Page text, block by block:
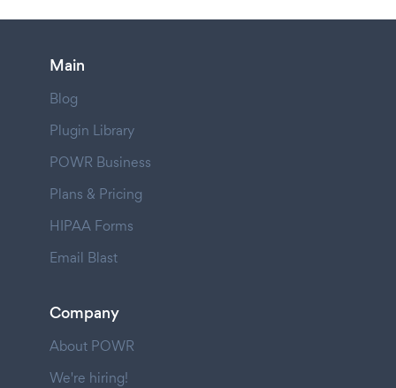
Main
Blog
Plugin Library
POWR Business
Plans & Pricing
HIPAA Forms
Email Blast
Company
About POWR
We're hiring!